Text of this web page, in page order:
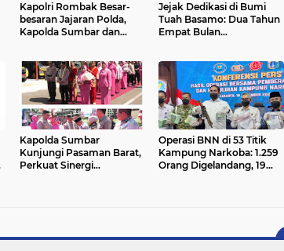
Kapolri Rombak Besar-
besaran Jajaran Polda,
Kapolda Sumbar dan
Jejak Dedikasi di Bumi
Tuah Basamo: Dua Tahun
Empat Bulan
Pasaman Barat
Kapolda Sumbar
Kunjungi Pasaman Barat,
Perkuat Sinergi
Operasi BNN di 53 Titik
Kampung Narkoba: 1.259
Orang Digelandang, 19